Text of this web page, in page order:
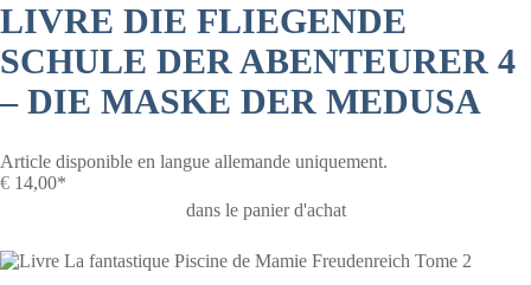
LIVRE DIE FLIEGENDE
SCHULE DER ABENTEURER 4
– DIE MASKE DER MEDUSA
Article disponible en langue allemande uniquement.
€ 14,00*
dans le panier d'achat